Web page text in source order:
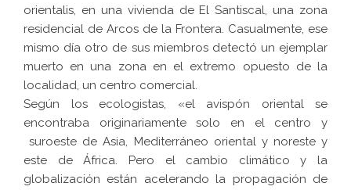
orientalis, en una vivienda de El Santiscal, una zona
residencial de Arcos de la Frontera. Casualmente, ese
mismo día otro de sus miembros detectó un ejemplar
muerto en una zona en el extremo opuesto de la
localidad, un centro comercial.
Según los ecologistas, «el avispón orientalse
encontraba originariamente solo en el centro y
suroeste de Asia, Mediterráneo oriental y noreste y
este de África. Pero el cambio climático y la
globalización están acelerando la propagación de